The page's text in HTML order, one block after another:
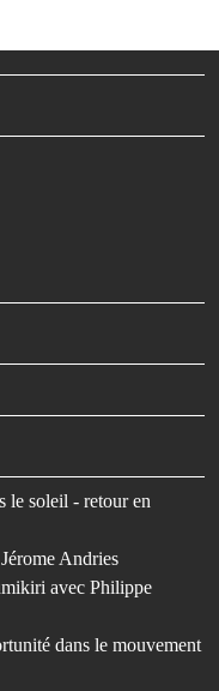
le soleil - retour en
Andries
avec Philippe
dans le mouvement